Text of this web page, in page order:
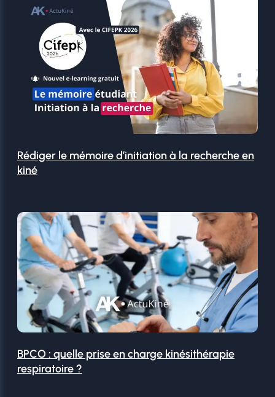
Rédiger le mémoire d’initiation à la recherche en
kiné
BPCO : quelle prise en charge kinésithérapie
respiratoire ?